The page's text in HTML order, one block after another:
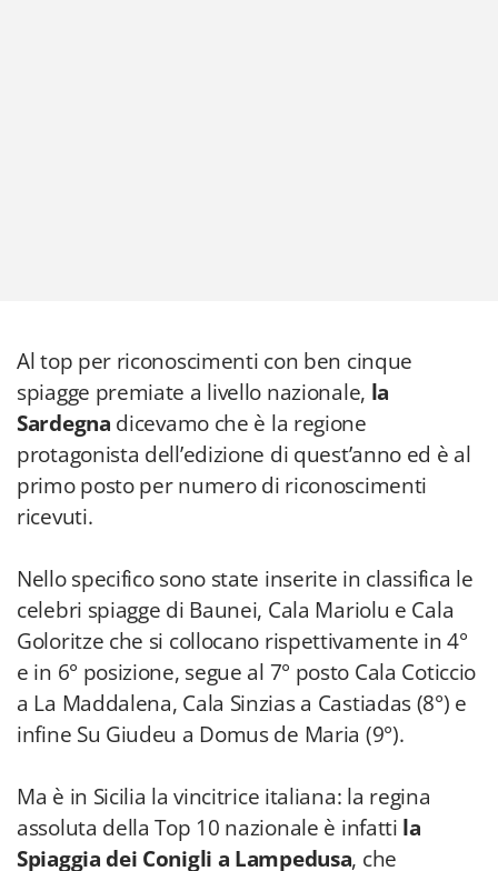
Al top per riconoscimenti con ben cinque
spiagge premiate a livello nazionale, la
Sardegna dicevamo che è la regione
protagonista dell’edizione di quest’anno ed è al
primo posto per numero di riconoscimenti
ricevuti.
Nello specifico sono state inserite in classifica le
celebri spiagge di Baunei, Cala Mariolu e Cala
Goloritze che si collocano rispettivamente in 4°
e in 6° posizione, segue al 7° posto Cala Coticcio
a La Maddalena, Cala Sinzias a Castiadas (8°) e
infine Su Giudeu a Domus de Maria (9°).
Ma è in Sicilia la vincitrice italiana: la regina
assoluta della Top 10 nazionale è infatti la
Spiaggia dei Conigli a Lampedusa, che